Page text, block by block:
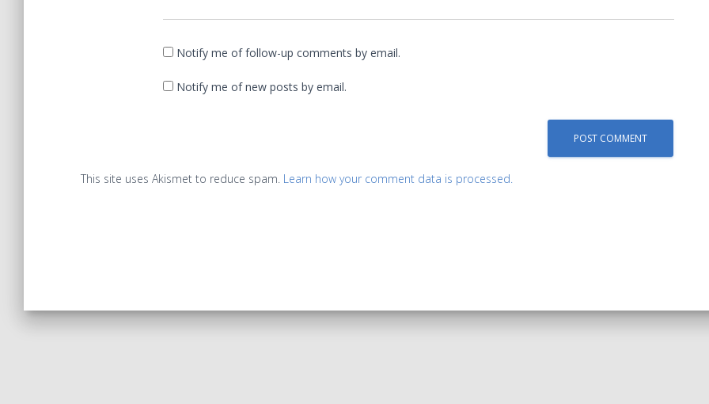
Notify me of follow-up comments by email.
Notify me of new posts by email.
This site uses Akismet to reduce spam. Learn how your comment data is processed.